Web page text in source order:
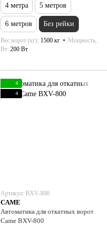
4 метра 5 метров
6 метров Без рейки
Вес ворот (кг) 1500 кг
Мощность,
Вт 200 Вт
4
4
Артикул: BXV-800
CAME
Автоматика для откатных ворот
Came BXV-800